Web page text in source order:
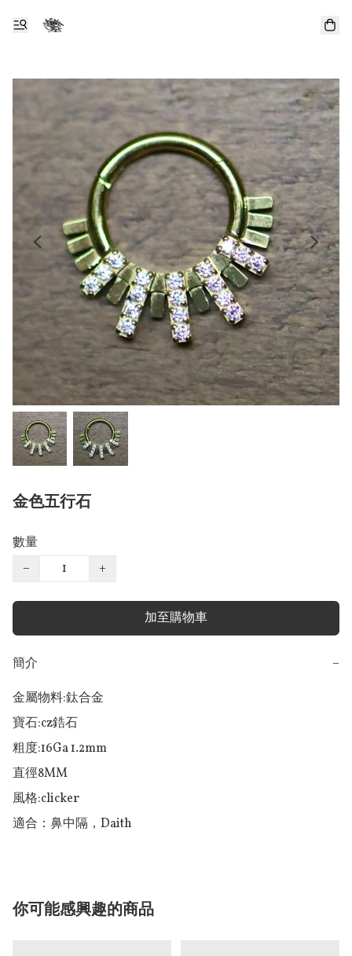
金色五行石
數量
−
+
加至購物車
簡介
−
金屬物料:鈦合金
寶石:cz鋯石
粗度:16Ga 1.2mm
直徑8MM
風格:clicker
適合：鼻中隔，Daith
你可能感興趣的商品